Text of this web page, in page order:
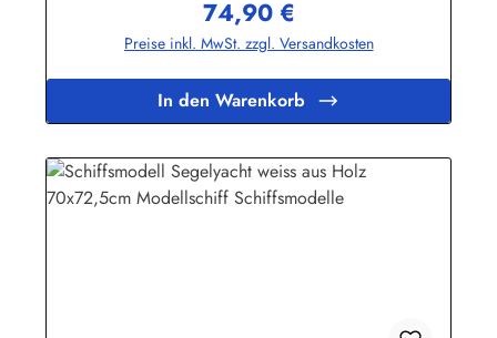
dekorative Zierde für jedes Büro, Kellerbar oder
Wohnzimmer. Bitte beachten Sie, dass das Schiffsmodell
nicht schwimmfähig ist.Ca. 80x60 cm (Höhe/Länge)
Regulärer Preis:
74,90 €
Preise inkl. MwSt. zzgl. Versandkosten
In den Warenkorb